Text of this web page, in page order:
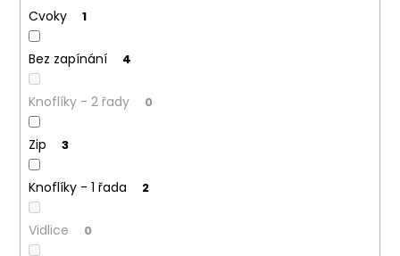
Cvoky 1
Bez zapínání 4
Knoflíky - 2 řady 0
Zip 3
Knoflíky - 1 řada 2
Vidlice 0